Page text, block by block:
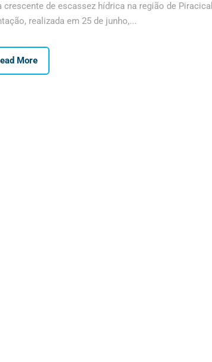
crescente de escassez hídrica na região de
realizada em 25 de junho,...
More